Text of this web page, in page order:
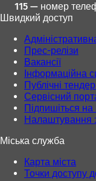
115 — номер
Швидкий доступ
Прес-релізи
Вакансії
Інформаційна
Публічні
Сервісний
Підпишіться
Налаштування
Міська служба
Карта міста
Точки доступу